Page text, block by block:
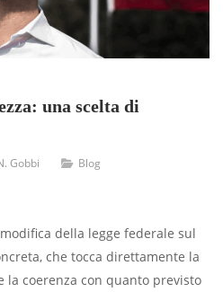
una scelta di
Gobbi
Blog
della legge federale sul
che tocca direttamente la
la coerenza con quanto previsto